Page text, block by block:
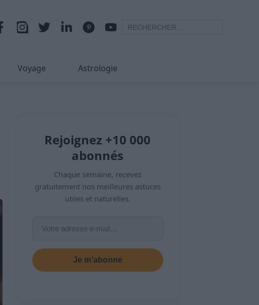
Voyage Astrologie
Rejoignez +10 000
abonnés
Chaque semaine, recevez
gratuitement nos meilleures astuces
utiles et naturelles.
Je m’abonne